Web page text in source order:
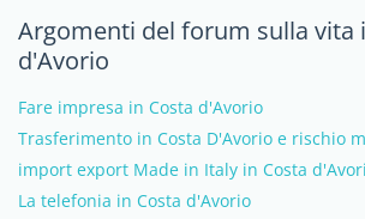
Argomenti del forum sulla vita
d'Avorio
Fare impresa in Costa d'Avorio
Trasferimento in Costa D'Avorio e rischio
import export Made in Italy in Costa
La telefonia in Costa d'Avorio